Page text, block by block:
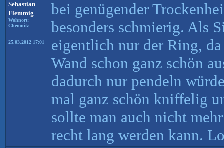
Sebastian
Flemmig
Wohnort:
Chemnitz
25.03.2012 17:01
bei genügender
besonders schmierig. Als
eigentlich nur der Ring,
Wand schon ganz schön
dadurch nur pendeln
mal ganz schön kniffelig
sollte man auch nicht
recht lang werden kann.